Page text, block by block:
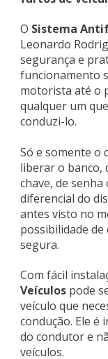
O Sistema
Leonardo
segurança e
funcionamento
motorista até o
qualquer um
conduzi-lo.
Só e somente o
liberar o banco,
chave, de
diferencial do
antes visto no
possibilidade
segura.
Com fácil
Veículos pode
veículo que
condução. Ele
do condutor e
veículos.